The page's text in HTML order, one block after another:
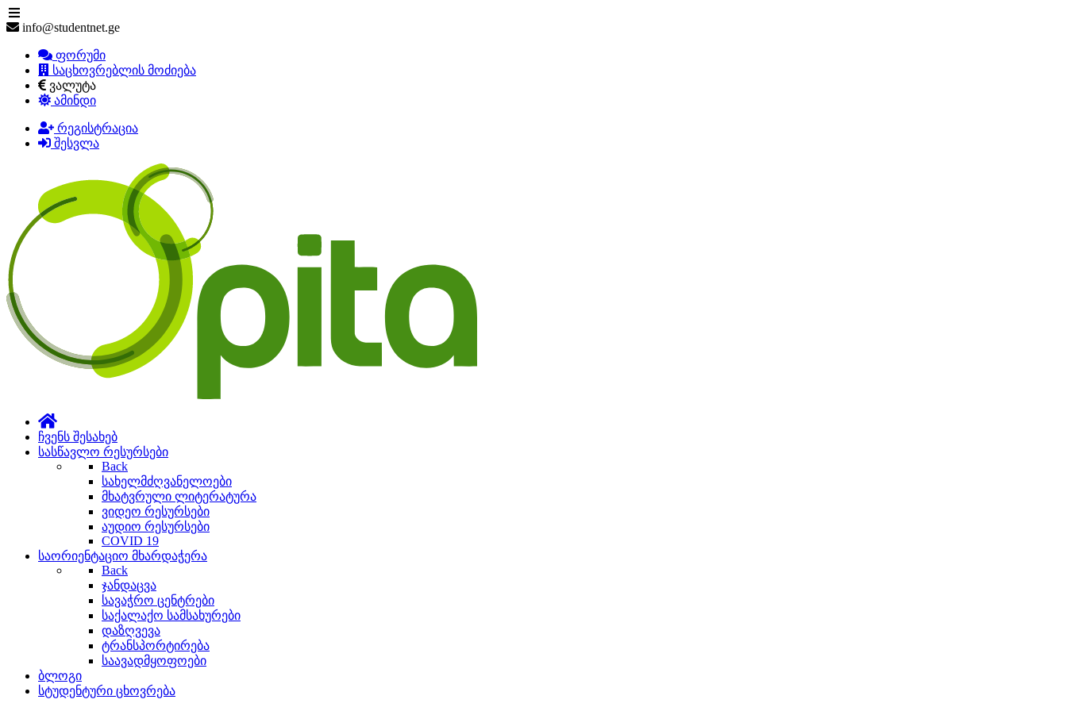
info@studentnet.ge
ფორუმი
საცხოვრებლის მოძიება
ვალუტა
ამინდი
რეგისტრაცია
შესვლა
ჩვენს შესახებ
სასწავლო რესურსები
Back
სახელმძღვანელოები
მხატვრული ლიტერატურა
ვიდეო რესურსები
აუდიო რესურსები
COVID 19
საორიენტაციო მხარდაჭერა
Back
ჯანდაცვა
სავაჭრო ცენტრები
საქალაქო სამსახურები
დაზღვევა
ტრანსპორტირება
საავადმყოფოები
ბლოგი
სტუდენტური ცხოვრება